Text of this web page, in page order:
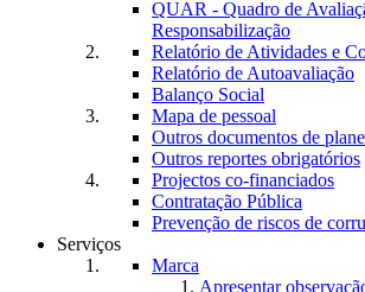
QUAR - Quadro de
Responsabilização
Relatório de Atividades e
Relatório de Autoavaliação
Balanço Social
Mapa de pessoal
Outros documentos de
Outros reportes obrigatórios
Projectos co-financiados
Contratação Pública
Prevenção de riscos de
Serviços
Marca
Apresentar